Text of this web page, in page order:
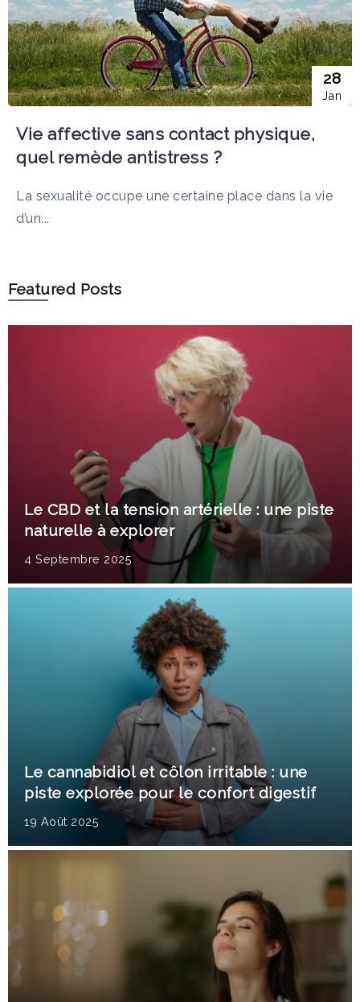
28
Jan
Vie affective sans contact physique,
quel remède antistress ?
La sexualité occupe une certaine place dans la vie
d’un...
Featured Posts
Le CBD et la tension artérielle : une piste
naturelle à explorer
4 Septembre 2025
Le cannabidiol et côlon irritable : une
piste explorée pour le confort digestif
19 Août 2025